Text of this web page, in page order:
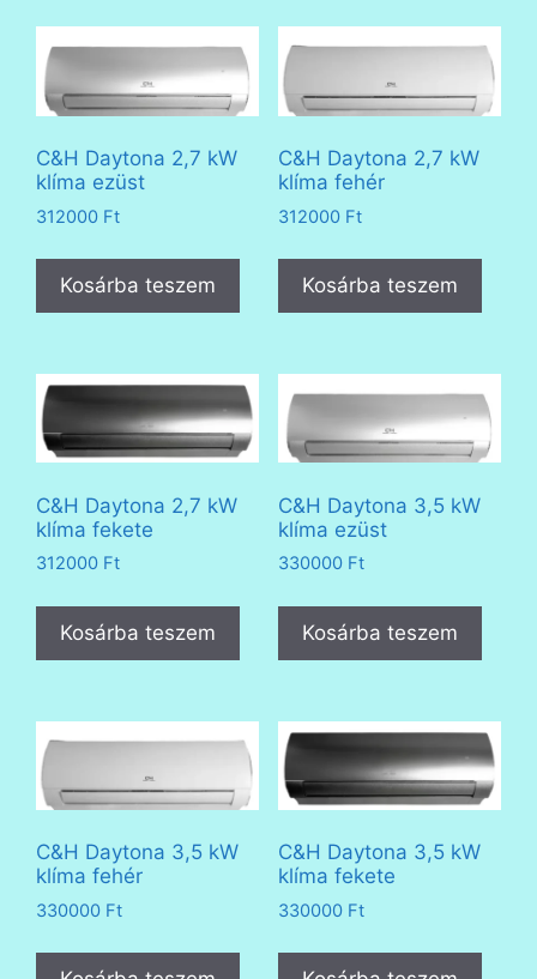
C&H Daytona 2,7 kW
klíma ezüst
312000 Ft
Kosárba teszem
C&H Daytona 2,7 kW
klíma fehér
312000 Ft
Kosárba teszem
C&H Daytona 2,7 kW
klíma fekete
312000 Ft
Kosárba teszem
C&H Daytona 3,5 kW
klíma ezüst
330000 Ft
Kosárba teszem
C&H Daytona 3,5 kW
klíma fehér
330000 Ft
C&H Daytona 3,5 kW
klíma fekete
330000 Ft